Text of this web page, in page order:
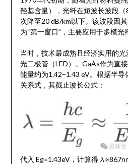
羟基含量），光纤在短波长波段
次降至20 dB/km以下。该波段因
为“第一窗口”，主要应用于多模光
当时，技术最成熟且经济实用的
光二极管（LED）。GaAs作为直
能量约为1.42–1.43 eV。根据半
关系式，其截止波长公式：
代入 Eg=1.43eV，计算得